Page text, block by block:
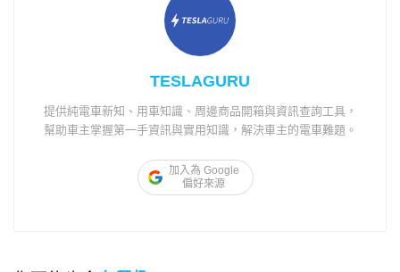
TESLAGURU
提供純電車新知、用車知識、周邊商品開箱與資訊查詢工具，
幫助車主掌握第一手資訊與實用知識，解決車主的電車難題。
加入為 Google
偏好來源